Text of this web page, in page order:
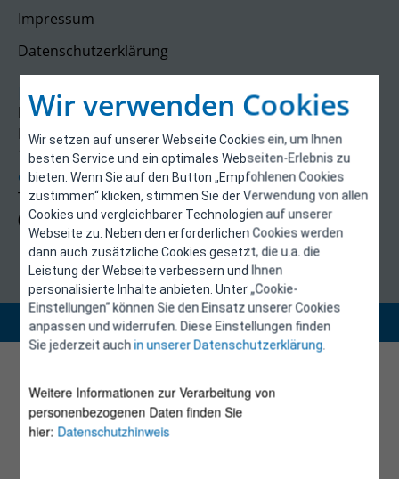
Wir verwenden Cookies
Wir setzen auf unserer Webseite Cookies ein, um Ihnen
besten Service und ein optimales Webseiten-Erlebnis zu
bieten. Wenn Sie auf den Button „Empfohlenen Cookies
zustimmen“ klicken, stimmen Sie der Verwendung von allen
Cookies und vergleichbarer Technologien auf unserer
Webseite zu. Neben den erforderlichen Cookies werden
dann auch zusätzliche Cookies gesetzt, die u.a. die
Leistung der Webseite verbessern und Ihnen
personalisierte Inhalte anbieten. Unter „Cookie-
Einstellungen“ können Sie den Einsatz unserer Cookies
anpassen und widerrufen. Diese Einstellungen finden
Sie jederzeit auchin unserer Datenschutzerklärung.
Weitere Informationen zur Verarbeitung von
personenbezogenen Daten finden Sie
hier: Datenschutzhinweis
Impressum
Datenschutzerklärung
Kontakt
E-Control
Rudolfsplatz 13a
1010 Wien
energieeffizienz@e-control.at
Tel +43 1 5324724
(Mo, Mi-Fr 09:30-12:30 Uhr)
Copyright 2026 © E-Control